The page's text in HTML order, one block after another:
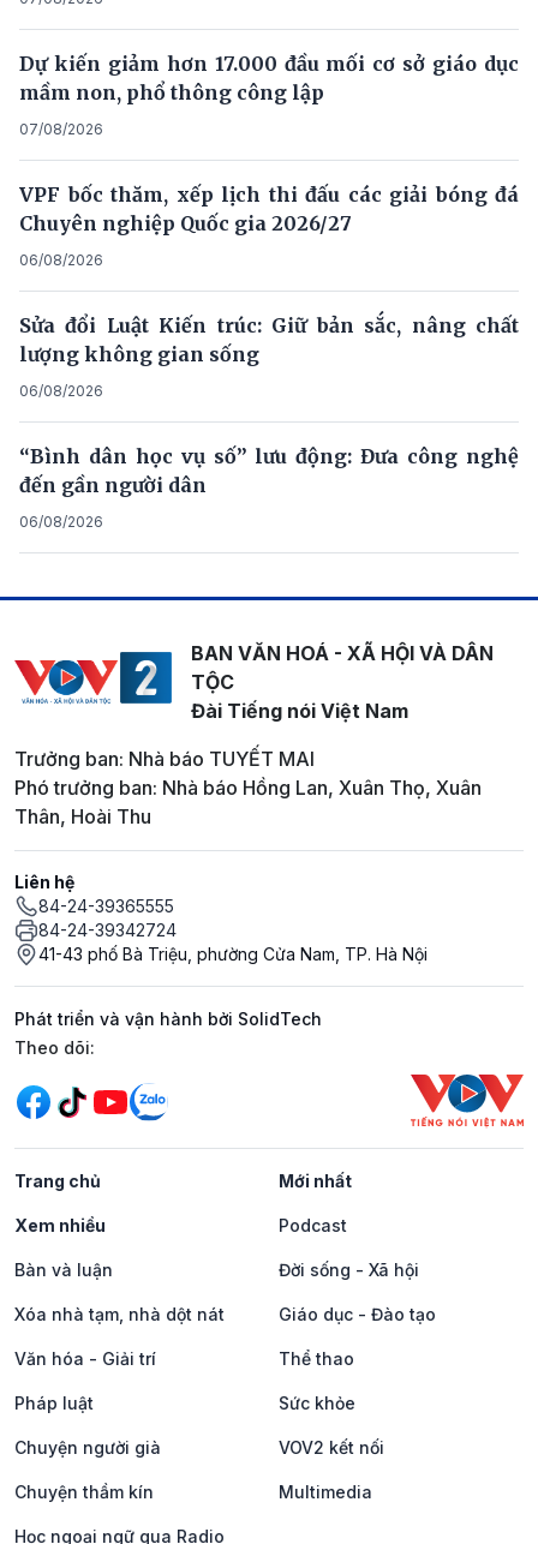
Dự kiến giảm hơn 17.000 đầu mối cơ sở giáo dục
mầm non, phổ thông công lập
07/08/2026
VPF bốc thăm, xếp lịch thi đấu các giải bóng đá
Chuyên nghiệp Quốc gia 2026/27
06/08/2026
Sửa đổi Luật Kiến trúc: Giữ bản sắc, nâng chất
lượng không gian sống
06/08/2026
“Bình dân học vụ số” lưu động: Đưa công nghệ
đến gần người dân
06/08/2026
BAN VĂN HOÁ - XÃ HỘI VÀ DÂN
TỘC
Đài Tiếng nói Việt Nam
Trưởng ban: Nhà báo TUYẾT MAI
Phó trưởng ban: Nhà báo Hồng Lan, Xuân Thọ, Xuân
Thân, Hoài Thu
Liên hệ
84-24-39365555
84-24-39342724
41-43 phố Bà Triệu, phường Cửa Nam, TP. Hà Nội
Phát triển và vận hành bởi SolidTech
Mạng xã hội
Theo dõi:
Trang chủ Mới nhất
Xem nhiều Podcast
Bàn và luận Đời sống - Xã hội
Xóa nhà tạm, nhà dột nát Giáo dục - Đào tạo
Văn hóa - Giải trí Thể thao
Pháp luật Sức khỏe
Chuyện người già VOV2 kết nối
Chuyện thầm kín Multimedia
Học ngoại ngữ qua Radio